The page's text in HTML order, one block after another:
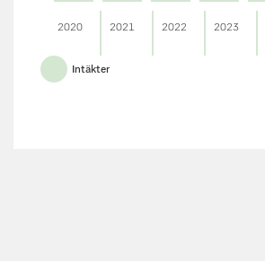
2020 2021 2022 2023
Intäkter